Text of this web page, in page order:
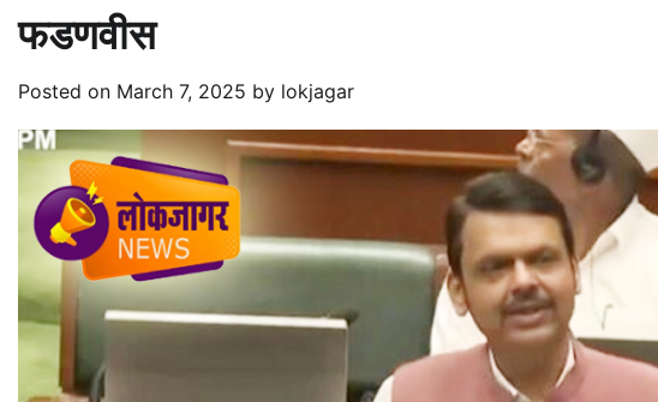
फडणवीस
Posted on March 7, 2025 by lokjagar